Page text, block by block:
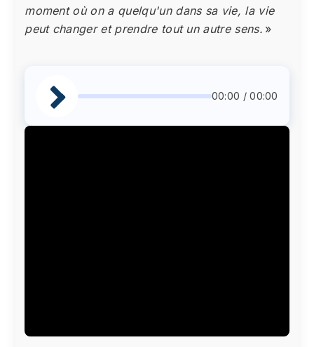
moment où on a quelqu'un dans sa vie, la vie
peut changer et prendre tout un autre sens. »
00:00 / 00:00